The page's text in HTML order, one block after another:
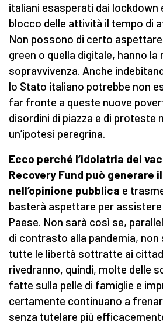
italiani esasperati dai lockdown
blocco delle attività il tempo di
Non possono di certo
green o quella digitale, hanno la
sopravvivenza. Anche
lo Stato italiano potrebbe non
far fronte a queste nuove
disordini di piazza e di proteste
un’ipotesi peregrina.
Ecco perché l’idolatria del
Recovery Fund può generare
nell’opinione pubblica e
basterà aspettare per
Paese. Non sarà così se,
di contrasto alla pandemia,
tutte le libertà sottratte ai
rivedranno, quindi, molte delle
fatte sulla pelle di famiglie e
certamente continuano a
senza tutelare più